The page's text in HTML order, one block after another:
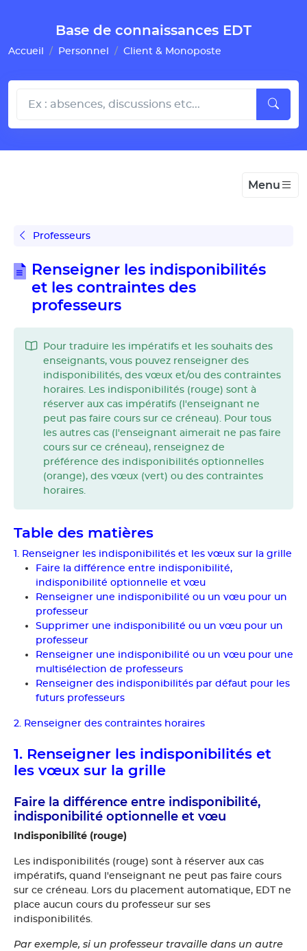
Base de connaissances EDT
Accueil Personnel Client & Monoposte
Menu
Professeurs
Renseigner les indisponibilités
et les contraintes des
professeurs
Pour traduire les impératifs et les souhaits des
enseignants, vous pouvez renseigner des
indisponibilités, des vœux et/ou des contraintes
horaires. Les indisponibilités (rouge) sont à
réserver aux cas impératifs (l'enseignant ne
peut pas faire cours sur ce créneau). Pour tous
les autres cas (l'enseignant aimerait ne pas faire
cours sur ce créneau), renseignez de
préférence des indisponibilités optionnelles
(orange), des vœux (vert) ou des contraintes
horaires.
Table des matières
1. Renseigner les indisponibilités et les vœux sur la grille
Faire la différence entre indisponibilité,
indisponibilité optionnelle et vœu
Renseigner une indisponibilité ou un vœu pour un
professeur
Supprimer une indisponibilité ou un vœu pour un
professeur
Renseigner une indisponibilité ou un vœu pour une
multisélection de professeurs
Renseigner des indisponibilités par défaut pour les
futurs professeurs
2. Renseigner des contraintes horaires
1. Renseigner les indisponibilités et
les vœux sur la grille
Faire la différence entre indisponibilité,
indisponibilité optionnelle et vœu
Indisponibilité (rouge)
Les indisponibilités (rouge) sont à réserver aux cas
impératifs, quand l'enseignant ne peut pas faire cours
sur ce créneau. Lors du placement automatique, EDT ne
place aucun cours du professeur sur ses
indisponibilités.
Par exemple, si un professeur travaille dans un autre